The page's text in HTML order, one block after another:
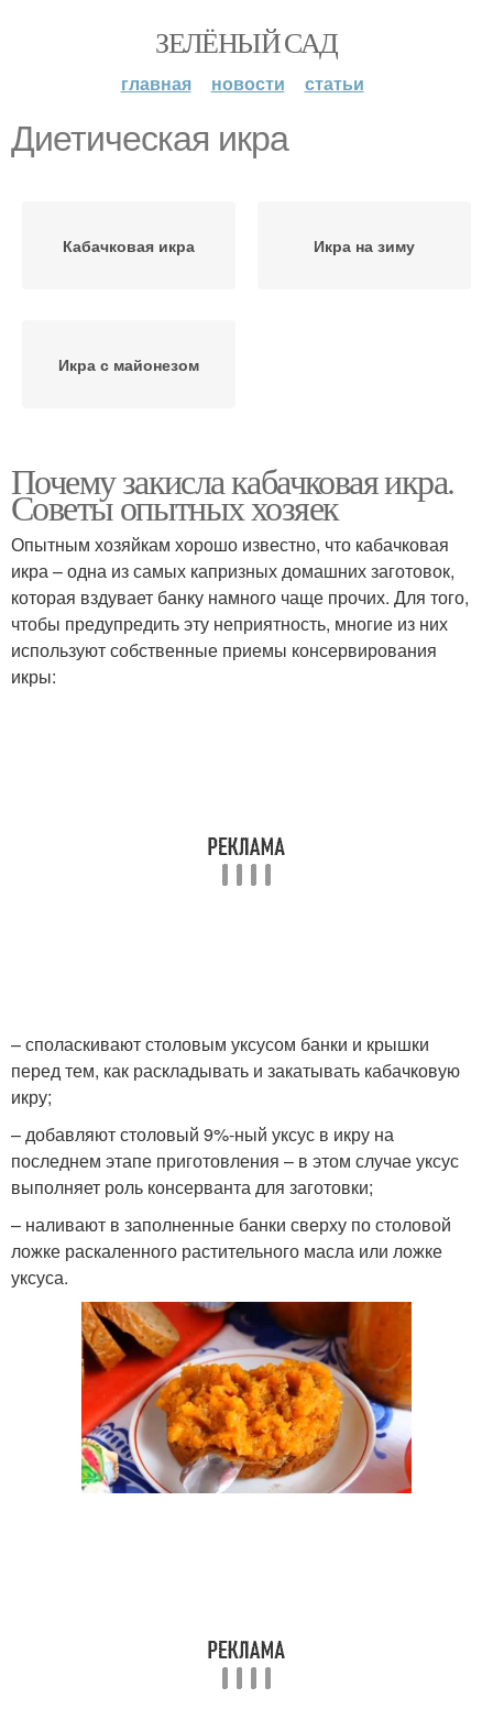
ЗЕЛЁНЫЙ САД
главная новости статьи
Диетическая икра
Кабачковая икра Икра на зиму
Икра с майонезом
Почему закисла кабачковая икра.
Советы опытных хозяек
Опытным хозяйкам хорошо известно, что кабачковая
икра – одна из самых капризных домашних заготовок,
которая вздувает банку намного чаще прочих. Для того,
чтобы предупредить эту неприятность, многие из них
используют собственные приемы консервирования
икры:
– споласкивают столовым уксусом банки и крышки
перед тем, как раскладывать и закатывать кабачковую
икру;
– добавляют столовый 9%-ный уксус в икру на
последнем этапе приготовления – в этом случае уксус
выполняет роль консерванта для заготовки;
– наливают в заполненные банки сверху по столовой
ложке раскаленного растительного масла или ложке
уксуса.